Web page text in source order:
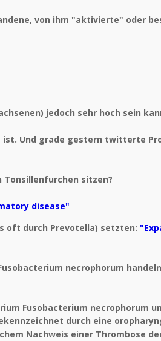
von ihm "aktivierte" oder
jedoch sehr hoch sein
Und grade gestern twitterte
Tonsillenfurchen sitzen?
disease"
oft durch Prevotella) setzten:
necrophorum
Fusobacterium necrophorum
durch eine
Nachweis einer Thrombose